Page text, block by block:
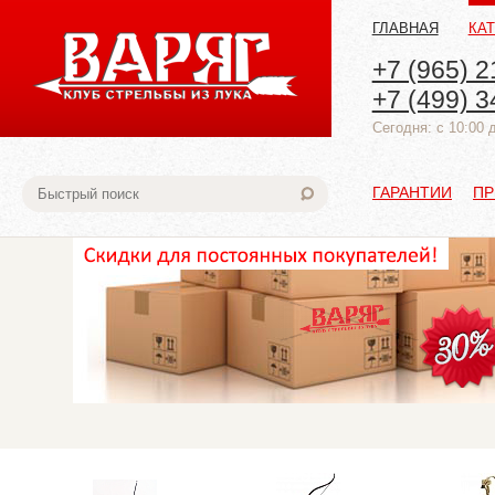
ГЛАВНАЯ
+7 (965)
+7 (499)
Cегодня: с 10:00
ГАРАНТИИ